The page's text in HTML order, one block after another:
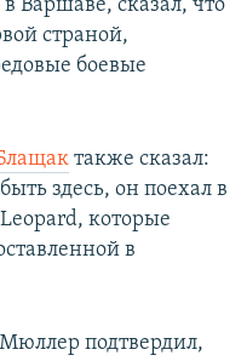
Варшаве, сказал, что
страной,
боевые
также сказал:
здесь, он поехал в
которые
в
подтвердил,